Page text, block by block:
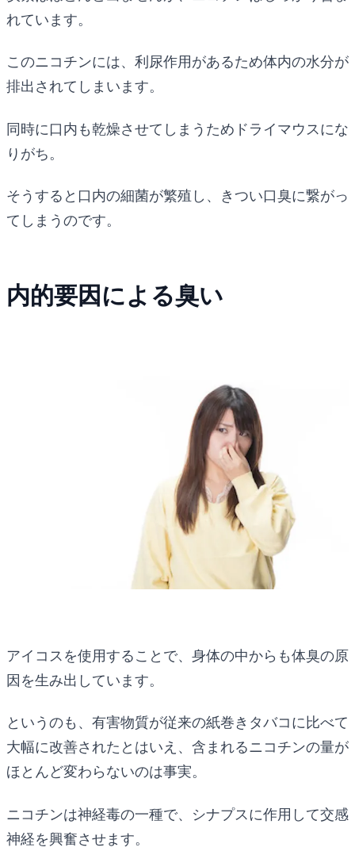
れています。
このニコチンには、利尿作用があるため体内の水分が
排出されてしまいます。
同時に口内も乾燥させてしまうためドライマウスにな
りがち。
そうすると口内の細菌が繁殖し、きつい口臭に繋がっ
てしまうのです。
内的要因による臭い
アイコスを使用することで、身体の中からも体臭の原
因を生み出しています。
というのも、有害物質が従来の紙巻きタバコに比べて
大幅に改善されたとはいえ、含まれるニコチンの量が
ほとんど変わらないのは事実。
ニコチンは神経毒の一種で、シナプスに作用して交感
神経を興奮させます。